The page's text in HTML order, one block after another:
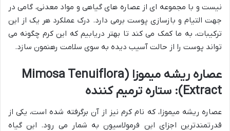
نیست و با مجموعه ای از عصاره های گیاهی و مواد معدنی، گامی در
جهت التیام و بازسازی پوست برمی دارد. درک عملکرد هر یک از این
ترکیبات، به ما کمک می کند تا بهتر دریابیم که این کرم چگونه می
تواند پوست را از حالت آسیب دیده به سوی سلامت رهنمون سازد.
عصاره ریشه میموزا (Mimosa Tenuiflora
Extract): ستاره ترمیم کننده
عصاره ریشه میموزا، که نام کرم نیز از آن برگرفته شده است، یکی از
قدرتمندترین اجزای این فرمولاسیون به شمار می رود. این گیاه